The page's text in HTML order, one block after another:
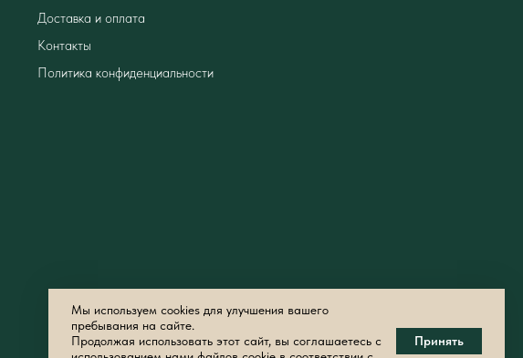
Контакты
Доставка и оплата
Политика конфиденциальности
Мы используем cookies для улучшения вашего
пребывания на сайте.
Продолжая использовать этот сайт, вы соглашаетесь с
Принять